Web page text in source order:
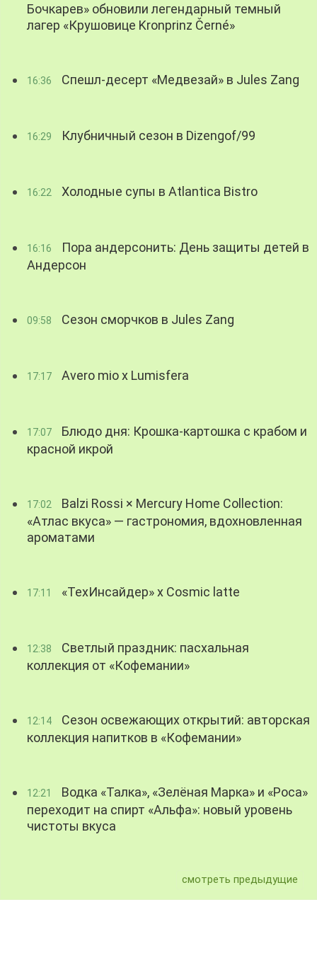
Бочкарев» обновили легендарный темный
лагер «Крушовице Kronprinz Černé»
16:36 Спешл-десерт «Медвезай» в Jules Zang
16:29 Клубничный сезон в Dizengof/99
16:22 Холодные супы в Atlantica Bistro
16:16
Пора андерсонить: День защиты детей в
Андерсон
09:58 Сезон сморчков в Jules Zang
17:17 Avero mio x Lumisfera
17:07
Блюдо дня: Крошка-картошка с крабом и
красной икрой
17:02
Balzi Rossi × Mercury Home Collection:
«Атлас вкуса» — гастрономия, вдохновленная
ароматами
17:11 «ТехИнсайдер» х Cosmic latte
12:38
Светлый праздник: пасхальная
коллекция от «Кофемании»
12:14
Сезон освежающих открытий: авторская
коллекция напитков в «Кофемании»
12:21
Водка «Талка», «Зелёная Марка» и «Роса»
переходит на спирт «Альфа»: новый уровень
чистоты вкуса
смотреть предыдущие